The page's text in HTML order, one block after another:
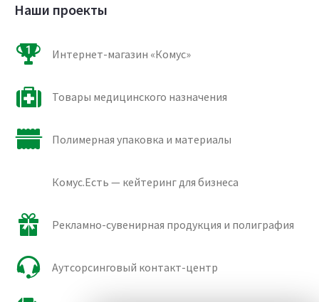
Наши проекты
Интернет-магазин «Комус»
Товары медицинского назначения
Полимерная упаковка и материалы
Комус.Есть — кейтеринг для бизнеса
Рекламно-сувенирная продукция и полиграфия
Аутсорсинговый контакт-центр